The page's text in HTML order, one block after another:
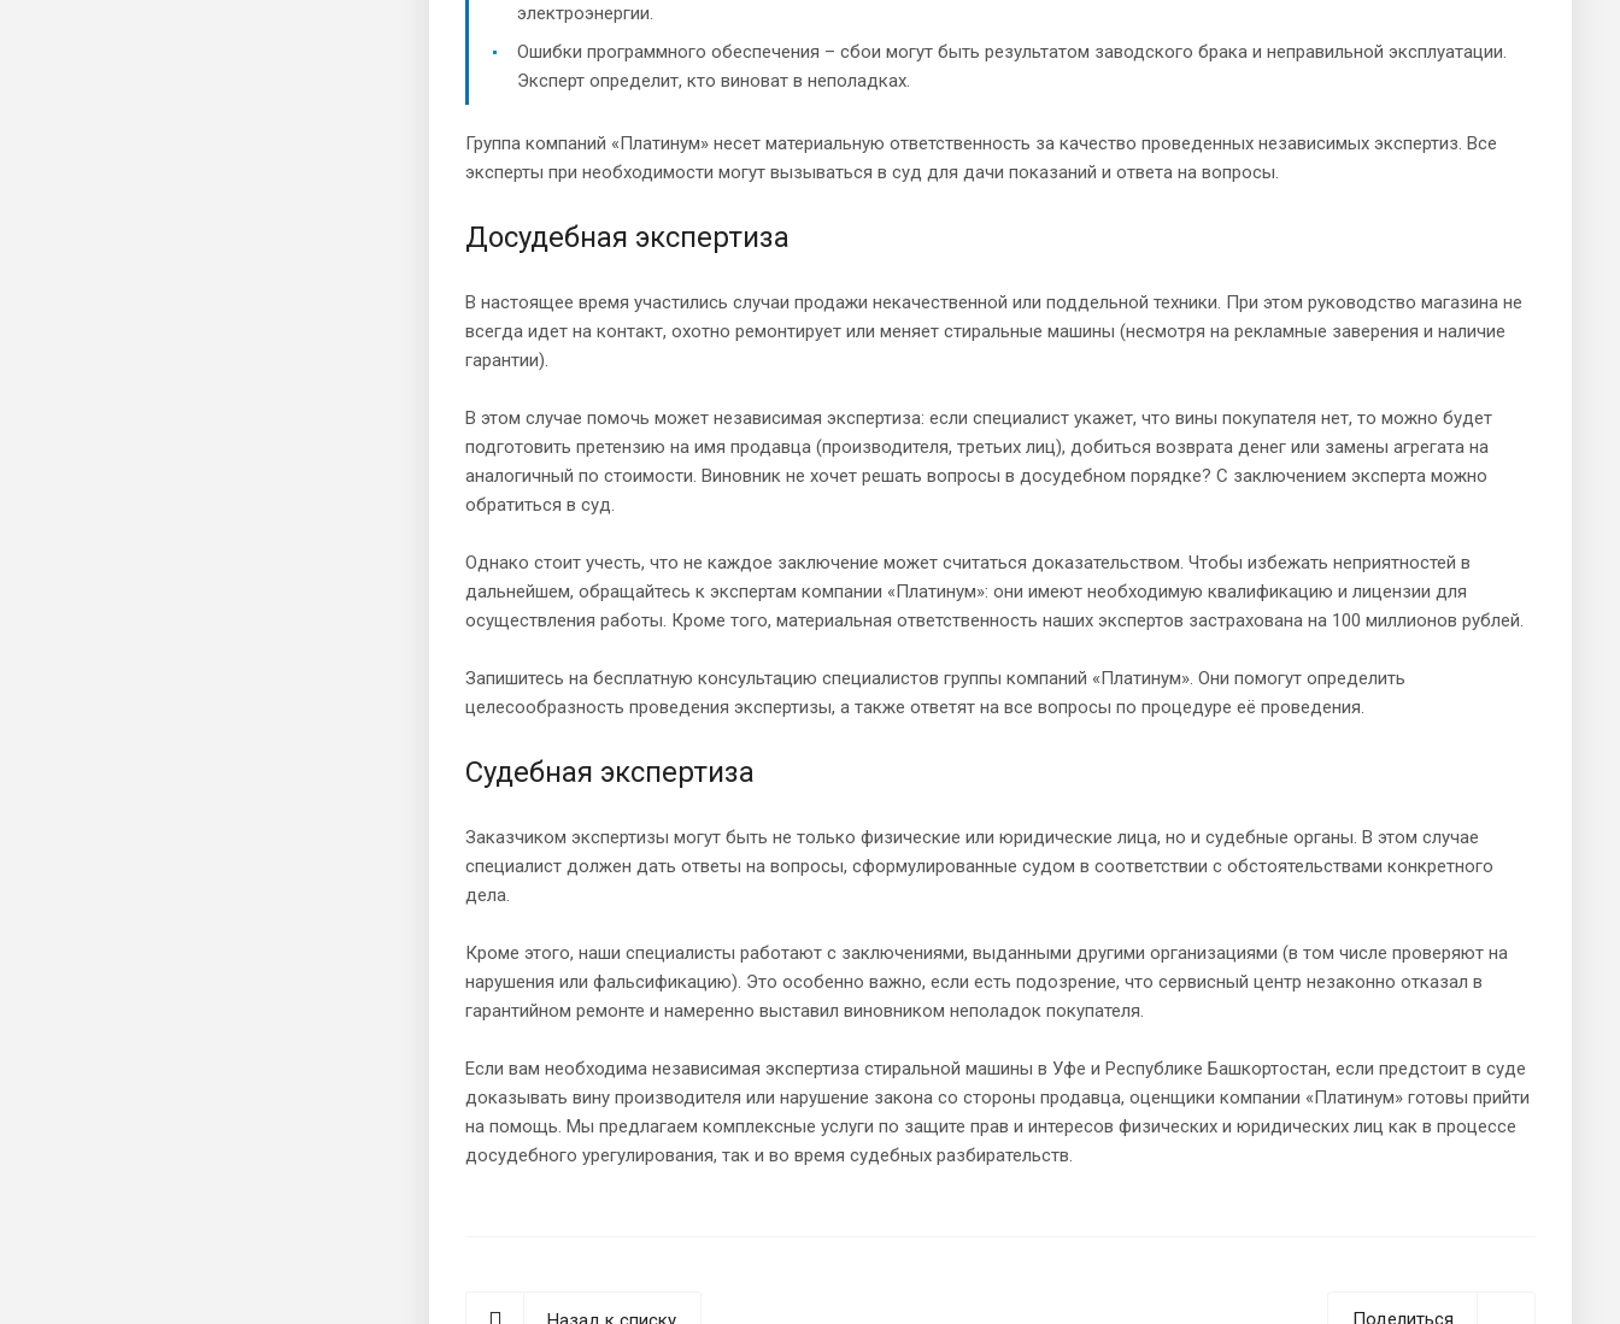
электроэнергии.
Ошибки программного обеспечения – сбои могут быть результатом заводского брака и неправильной эксплуатации.
Эксперт определит, кто виноват в неполадках.
Группа компаний «Платинум» несет материальную ответственность за качество проведенных независимых экспертиз. Все
эксперты при необходимости могут вызываться в суд для дачи показаний и ответа на вопросы.
Досудебная экспертиза
В настоящее время участились случаи продажи некачественной или поддельной техники. При этом руководство магазина не
всегда идет на контакт, охотно ремонтирует или меняет стиральные машины (несмотря на рекламные заверения и наличие
гарантии).
В этом случае помочь может независимая экспертиза: если специалист укажет, что вины покупателя нет, то можно будет
подготовить претензию на имя продавца (производителя, третьих лиц), добиться возврата денег или замены агрегата на
аналогичный по стоимости. Виновник не хочет решать вопросы в досудебном порядке? С заключением эксперта можно
обратиться в суд.
Однако стоит учесть, что не каждое заключение может считаться доказательством. Чтобы избежать неприятностей в
дальнейшем, обращайтесь к экспертам компании «Платинум»: они имеют необходимую квалификацию и лицензии для
осуществления работы. Кроме того, материальная ответственность наших экспертов застрахована на 100 миллионов рублей.
Запишитесь на бесплатную консультацию специалистов группы компаний «Платинум». Они помогут определить
целесообразность проведения экспертизы, а также ответят на все вопросы по процедуре её проведения.
Судебная экспертиза
Заказчиком экспертизы могут быть не только физические или юридические лица, но и судебные органы. В этом случае
специалист должен дать ответы на вопросы, сформулированные судом в соответствии с обстоятельствами конкретного
дела.
Кроме этого, наши специалисты работают с заключениями, выданными другими организациями (в том числе проверяют на
нарушения или фальсификацию). Это особенно важно, если есть подозрение, что сервисный центр незаконно отказал в
гарантийном ремонте и намеренно выставил виновником неполадок покупателя.
Если вам необходима независимая экспертиза стиральной машины в Уфе и Республике Башкортостан, если предстоит в суде
доказывать вину производителя или нарушение закона со стороны продавца, оценщики компании «Платинум» готовы прийти
на помощь. Мы предлагаем комплексные услуги по защите прав и интересов физических и юридических лиц как в процессе
досудебного урегулирования, так и во время судебных разбирательств.
Поделиться